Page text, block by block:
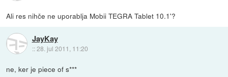
Ali res nihče ne uporablja Mobii TEGRA Tablet 10.1'?
JayKay
::28. jul 2011, 11:20
ne, ker je piece of s***